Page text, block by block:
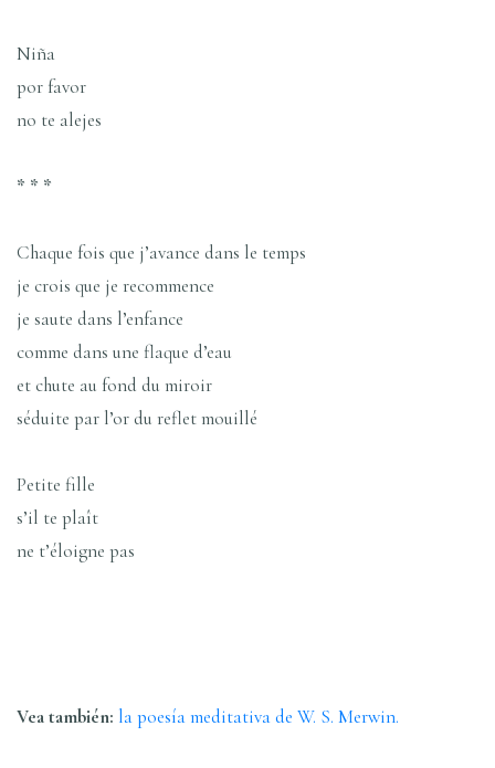
Niña
por favor
no te alejes
* * *
Chaque fois que j’avance dans le temps
je crois que je recommence
je saute dans l’enfance
comme dans une flaque d’eau
et chute au fond du miroir
séduite par l’or du reflet mouillé
Petite fille
s’il te plaît
ne t’éloigne pas
Vea también: la poesía meditativa de W. S. Merwin.